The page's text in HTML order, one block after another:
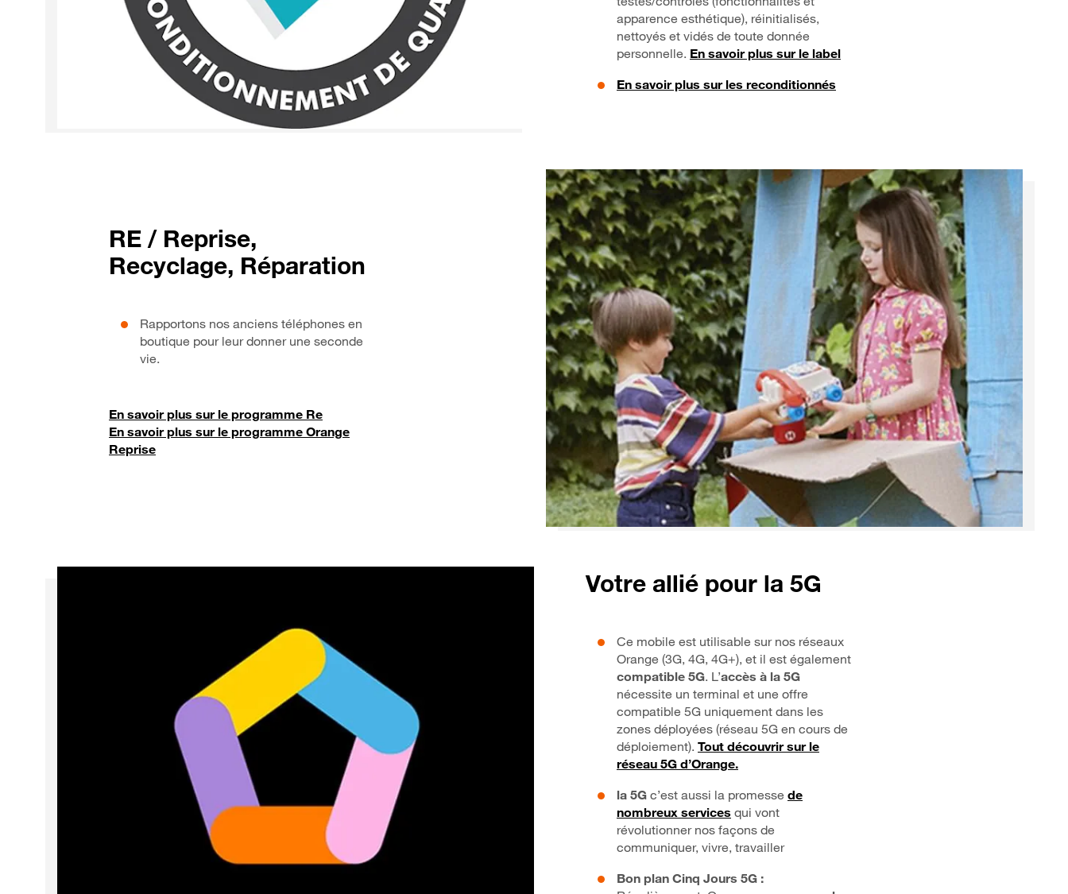
apparence esthétique), réinitialisés,
nettoyés et vidés de toute donnée
personnelle. En savoir plus sur le label
En savoir plus sur les reconditionnés
RE / Reprise,
Recyclage, Réparation
Rapportons nos anciens téléphones en
boutique pour leur donner une seconde
vie.
En savoir plus sur le programme Re
En savoir plus sur le programme Orange
Reprise
Votre allié pour la 5G
Ce mobile est utilisable sur nos réseaux
Orange (3G, 4G, 4G+), et il est également
compatible 5G. L’accès à la 5G
nécessite un terminal et une offre
compatible 5G uniquement dans les
zones déployées (réseau 5G en cours de
déploiement). Tout découvrir sur le
réseau 5G d’Orange.
la 5G c’est aussi la promesse de
nombreux services qui vont
révolutionner nos façons de
communiquer, vivre, travailler
Bon plan Cinq Jours 5G :